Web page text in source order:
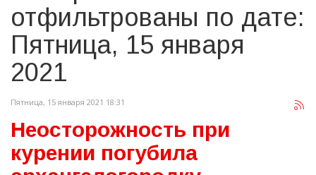
отфильтрованы по дате:
Пятница, 15 января
2021
Пятница, 15 января 2021 18:31
Неосторожность при
курении погубила